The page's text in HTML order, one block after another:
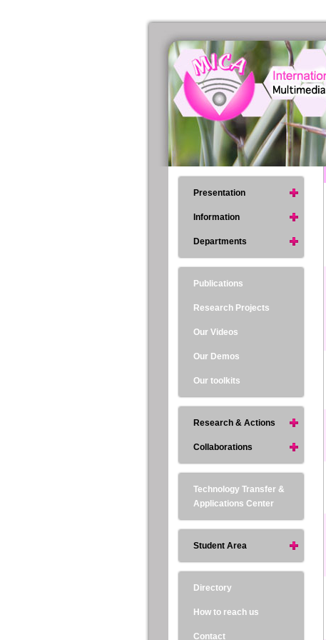
Presentation
Information
Departments
Publications
Research Projects
Our Videos
Our Demos
Our toolkits
Research & Actions
Collaborations
Technology Transfer &
Applications Center
Student Area
Directory
How to reach us
Contact